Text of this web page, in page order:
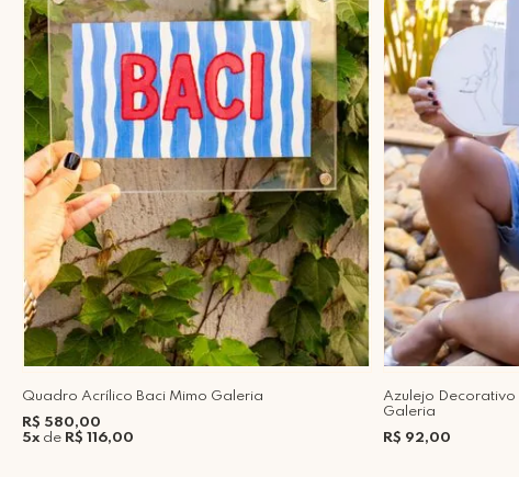
Quadro Acrílico Baci Mimo Galeria
R$ 580,00
5xde R$ 116,00
Azulejo
Galeria
R$ 92,00